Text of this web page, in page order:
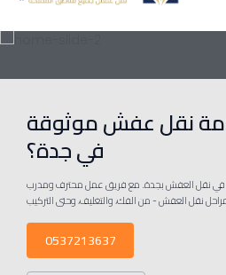
نقل عفش موثوقة
في جدة؟
في نقل العفش بجدة. مع فريق عمل محترف ومدرب
0537213637